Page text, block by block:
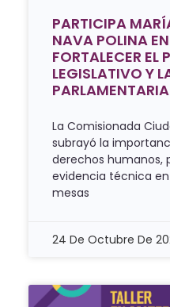
PARTICIPA
NAVA POLINA
FORTALECER EL
LEGISLATIVO Y
PARLAMENTARIA
La Comisionada
subrayó la
derechos humanos,
evidencia técnica en
mesas
24 De Octubre De